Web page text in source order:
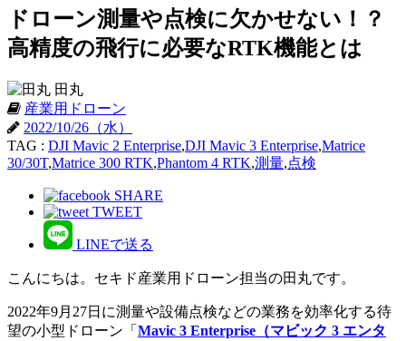
ドローン測量や点検に欠かせない！？
高精度の飛行に必要なRTK機能とは
田丸
産業用ドローン
2022/10/26（水）
TAG : DJI Mavic 2 Enterprise,DJI Mavic 3 Enterprise,Matrice
30/30T,Matrice 300 RTK,Phantom 4 RTK,測量,点検
SHARE
TWEET
LINEで送る
こんにちは。セキド産業用ドローン担当の田丸です。
2022年9月27日に測量や設備点検などの業務を効率化する待
望の小型ドローン「 Mavic 3 Enterprise（マビック 3 エンタ